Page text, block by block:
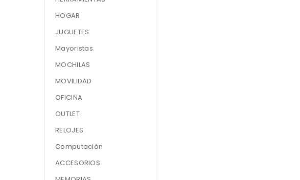
HOGAR
JUGUETES
Mayoristas
MOCHILAS
MOVILIDAD
OFICINA
OUTLET
RELOJES
Computación
ACCESORIOS